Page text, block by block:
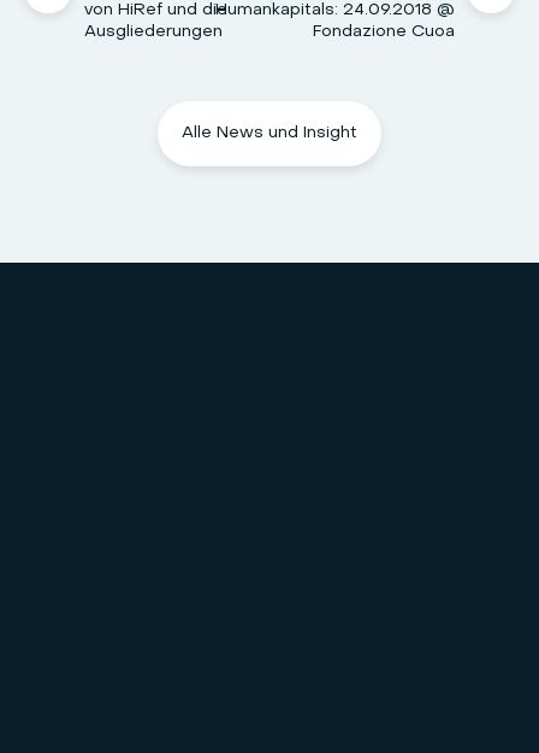
von HiRef und die
Ausgliederungen
Humankapitals: 24.09.2018 @
Fondazione Cuoa
Alle News und Insight